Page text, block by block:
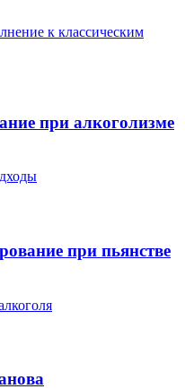
к классическим
при алкоголизме
при пьянстве